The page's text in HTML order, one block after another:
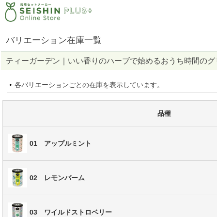
バリエーション在庫一覧
ティーガーデン｜いい香りのハーブで始めるおうち時間のグ
各バリエーションごとの在庫を表示しています。
品種
01 アップルミント
02 レモンバーム
03 ワイルドストロベリー